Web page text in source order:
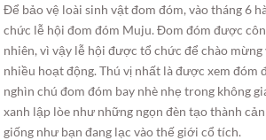
Để bảo vệ loài sinh vật đom đóm, vào tháng 6
chức lễ hội đom đóm Muju. Đom đóm được
nhiên, vì vậy lễ hội được tổ chức để chào
nhiều hoạt động. Thú vị nhất là được xem đóm
nghìn chú đom đóm bay nhè nhẹ trong không
xanh lập lòe như những ngọn đèn tạo thành
giống như bạn đang lạc vào thế giới cổ tích.